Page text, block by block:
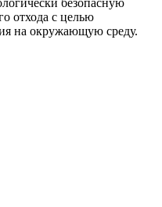
безопасную
отхода с целью
на окружающую среду.